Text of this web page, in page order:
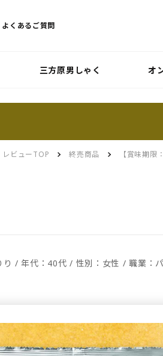
よくあるご質問
三方原男しゃく オ
レビューTOP 終売商品 【賞味期
り / 年代：40代 / 性別：女性 / 職業：